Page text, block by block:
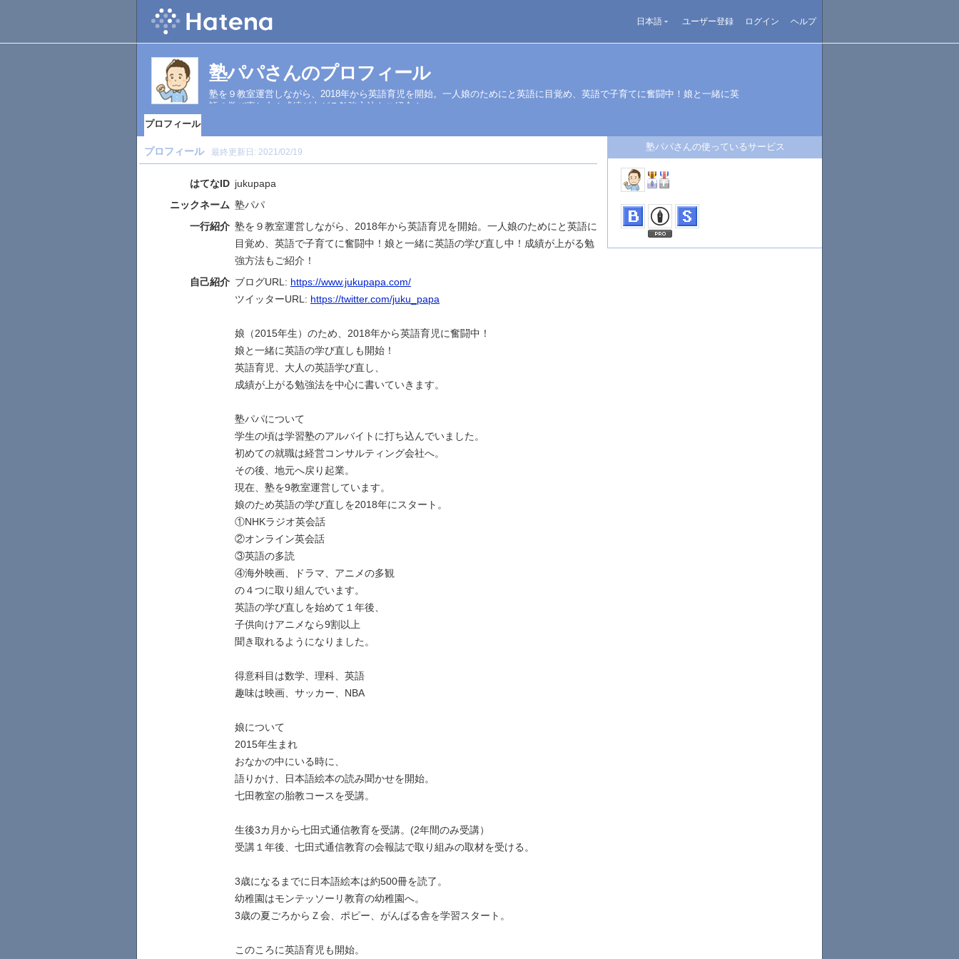
日本語 ユーザー登録 ログイン ヘルプ
塾パパさんのプロフィール
塾を９教室運営しながら、2018年から英語育児を開始。一人娘のためにと英語に目覚め、英語で子育てに奮闘中！娘と一緒に英
語の学び直し中！成績が上がる勉強方法もご紹介！
プロフィール
プロフィール 最終更新日: 2021/02/19
はてなID jukupapa
ニックネーム 塾パパ
一行紹介 塾を９教室運営しながら、2018年から英語育児を開始。一人娘のためにと英語に
目覚め、英語で子育てに奮闘中！娘と一緒に英語の学び直し中！成績が上がる勉
強方法もご紹介！
自己紹介 ブログURL: https://www.jukupapa.com/
ツイッターURL: https://twitter.com/juku_papa
娘（2015年生）のため、2018年から英語育児に奮闘中！
娘と一緒に英語の学び直しも開始！
英語育児、大人の英語学び直し、
成績が上がる勉強法を中心に書いていきます。
塾パパについて
学生の頃は学習塾のアルバイトに打ち込んでいました。
初めての就職は経営コンサルティング会社へ。
その後、地元へ戻り起業。
現在、塾を9教室運営しています。
娘のため英語の学び直しを2018年にスタート。
①NHKラジオ英会話
②オンライン英会話
③英語の多読
④海外映画、ドラマ、アニメの多観
の４つに取り組んでいます。
英語の学び直しを始めて１年後、
子供向けアニメなら9割以上
聞き取れるようになりました。
得意科目は数学、理科、英語
趣味は映画、サッカー、NBA
娘について
2015年生まれ
おなかの中にいる時に、
語りかけ、日本語絵本の読み聞かせを開始。
七田教室の胎教コースを受講。
生後3カ月から七田式通信教育を受講。(2年間のみ受講）
受講１年後、七田式通信教育の会報誌で取り組みの取材を受ける。
3歳になるまでに日本語絵本は約500冊を読了。
幼稚園はモンテッソーリ教育の幼稚園へ。
3歳の夏ごろからＺ会、ポピー、がんばる舎を学習スタート。
このころに英語育児も開始。
塾パパさんの使っているサービス